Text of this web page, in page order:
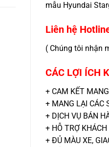
mẫu Hyundai
Liên hệ
( Chúng tôi nhận
CÁC LỢI ÍCH
+ CAM KẾT
+ MANG LẠI CÁC
+ DỊCH VỤ BÁN
+ HỖ TRỢ
+ ĐỦ MÀU XE,